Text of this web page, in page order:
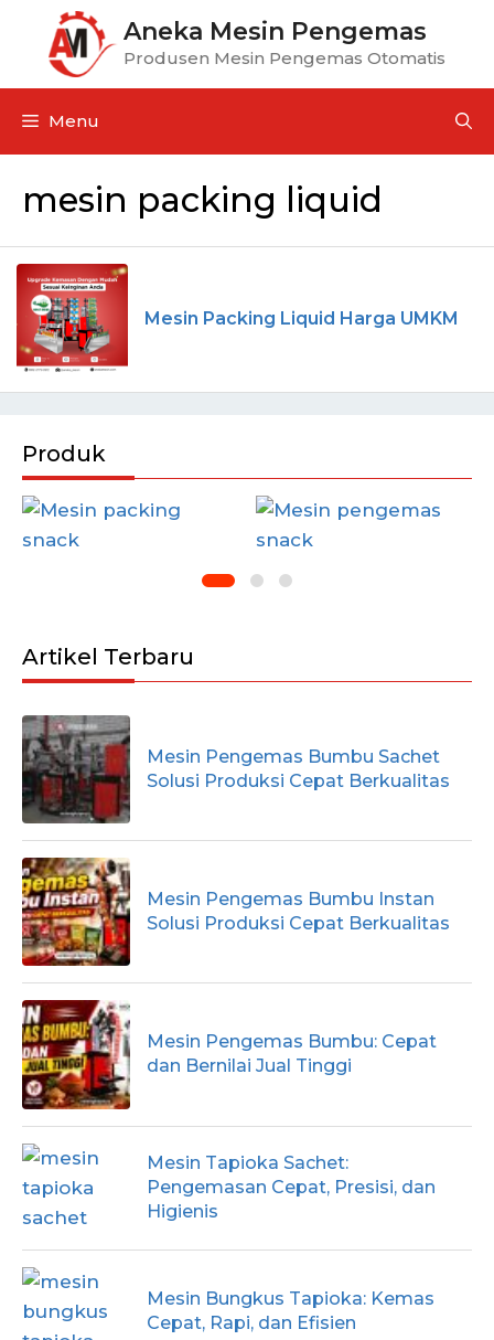
Aneka Mesin Pengemas
Produsen Mesin Pengemas Otomatis
Menu
mesin packing liquid
Mesin Packing Liquid Harga UMKM
Produk
Artikel Terbaru
Mesin Pengemas Bumbu Sachet
Solusi Produksi Cepat Berkualitas
Mesin Pengemas Bumbu Instan
Solusi Produksi Cepat Berkualitas
Mesin Pengemas Bumbu: Cepat
dan Bernilai Jual Tinggi
Mesin Tapioka Sachet:
Pengemasan Cepat, Presisi, dan
Higienis
Mesin Bungkus Tapioka: Kemas
Cepat, Rapi, dan Efisien